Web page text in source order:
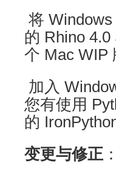
将 Windows
的 Rhino
个 Mac WIP
加入
您有使用
的
变更与修正 ：